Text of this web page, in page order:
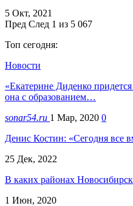
5 Окт, 2021
Пред След 1 из 5 067
Топ сегодня:
Новости
«Екатерине Диденко
она с образованием…
sonar54.ru 1 Мар, 2020 0
Денис Костин: «Сегодня все
25 Дек, 2022
В каких районах
1 Июн, 2020